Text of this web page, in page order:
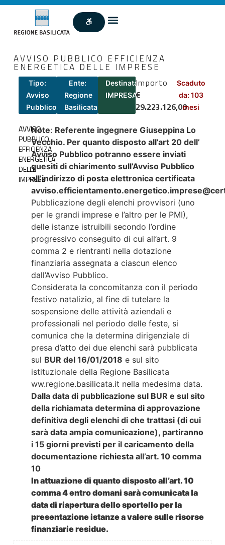
AVVISO PUBBLICO EFFICIENZA
ENERGETICA DELLE IMPRESE
Tipo:
Avviso
Pubblico
Ente:
Regione
Basilicata
Destinatari:
IMPRESA
Importo
€
29.223.126,00
Scaduto
da: 103
mesi
AVVISO
PUBBLICO
EFFICIENZA
ENERGETICA
DELLE
IMPRESE
Note: Referente ingegnere Giuseppina Lo
Vecchio. Per quanto disposto all’art 20 dell’
Avviso Pubblico potranno essere inviati
quesiti di chiarimento sull’Avviso Pubblico
all’indirizzo di posta elettronica certificata
Pubblicazione degli elenchi provvisori (uno
per le grandi imprese e l’altro per le PMI),
delle istanze istruibili secondo l’ordine
progressivo conseguito di cui all’art. 9
comma 2 e rientranti nella dotazione
finanziaria assegnata a ciascun elenco
dall’Avviso Pubblico.
Considerata la concomitanza con il periodo
festivo natalizio, al fine di tutelare la
sospensione delle attività aziendali e
professionali nel periodo delle feste, si
comunica che la determina dirigenziale di
presa d’atto dei due elenchi sarà pubblicata
sul BUR del 16/01/2018 e sul sito
istituzionale della Regione Basilicata
ww.regione.basilicata.it nella medesima data.
Dalla data di pubblicazione sul BUR e sul sito
della richiamata determina di approvazione
definitiva degli elenchi di che trattasi (di cui
sarà data ampia comunicazione), partiranno
i 15 giorni previsti per il caricamento della
documentazione richiesta all’art. 10 comma
10
In attuazione di quanto disposto all’art. 10
comma 4 entro domani sarà comunicata la
data di riapertura dello sportello per la
presentazione istanze a valere sulle risorse
finanziarie residue.